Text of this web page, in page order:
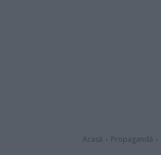
Acasă Propagandă